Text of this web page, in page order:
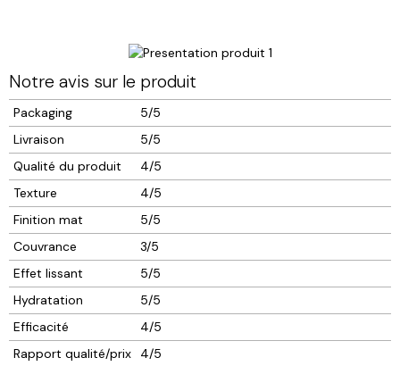
Notre avis sur le produit
Packaging
5/5
Livraison
5/5
Qualité du produit
4/5
Texture
4/5
Finition mat
5/5
Couvrance
3/5
Effet lissant
5/5
Hydratation
5/5
Efficacité
4/5
Rapport qualité/prix
4/5